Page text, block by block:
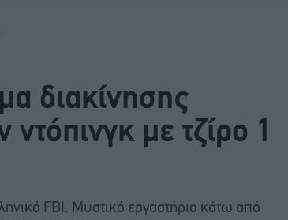
διακίνησης
με τζίρο 1
FBI. Μυστικό εργαστήριο κάτω από